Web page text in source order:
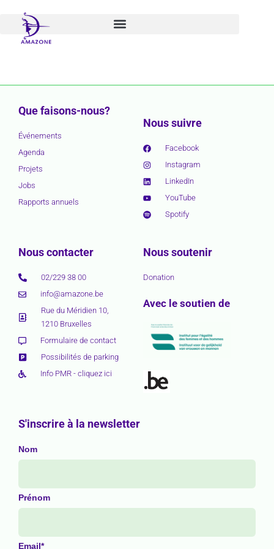
contenu
Que faisons-nous?
Événements
Agenda
Projets
Jobs
Rapports annuels
Nous suivre
Facebook
Instagram
LinkedIn
YouTube
Spotify
Nous contacter
02/229 38 00
info@amazone.be
Rue du Méridien 10,
1210 Bruxelles
Formulaire de contact
Possibilités de parking
Info PMR - cliquez ici
Nous soutenir
Donation
Avec le soutien de
S'inscrire à la newsletter
Nom
Prénom
Email*